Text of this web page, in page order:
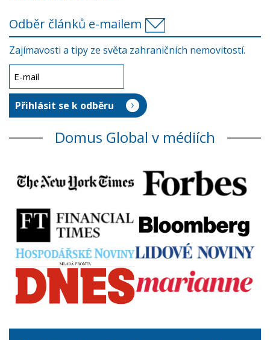
Odběr článků e-mailem
Zajímavosti a tipy ze světa zahraničních nemovitostí.
Domus Global v médiích